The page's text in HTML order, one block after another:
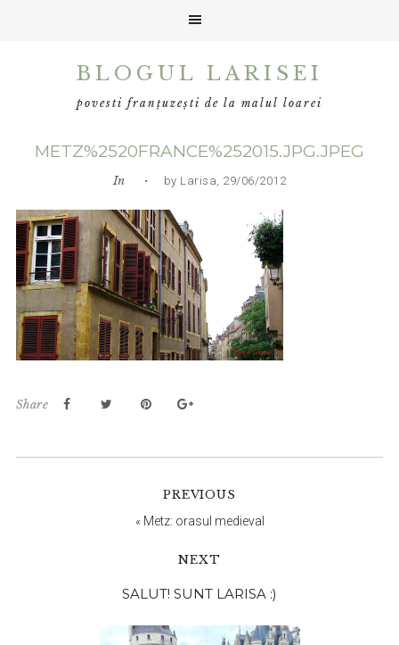
BLOGUL LARISEI
povesti franțuzești de la malul loarei
METZ%2520FRANCE%252015.JPG.JPEG
In • by Larisa, 29/06/2012
Share
PREVIOUS
« Metz: orasul medieval
NEXT
principală
SALUT! SUNT LARISA :)